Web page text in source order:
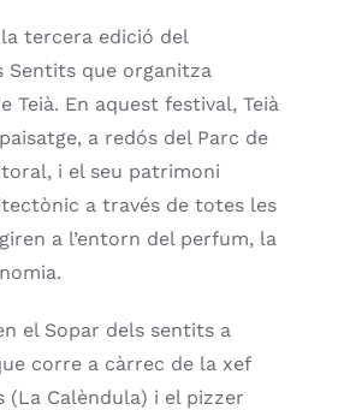
tercera edició del
Sentits que organitza
Teià. En aquest festival, Teià
a redós del Parc de
i el seu patrimoni
a través de totes les
a l’entorn del perfum, la
el Sopar dels sentits a
corre a càrrec de la xef
(La Calèndula) i el pizzer